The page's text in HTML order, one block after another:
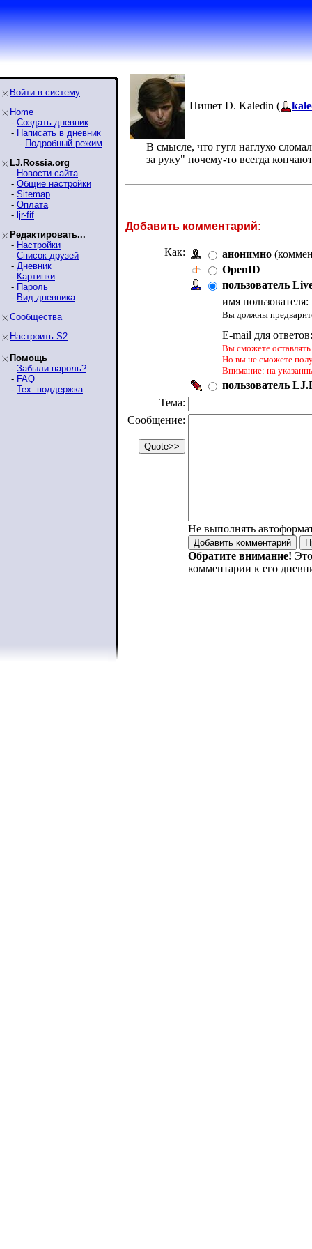
Войти в систему
Home
- Создать дневник
- Написать в дневник
- Подробный режим
LJ.Rossia.org
- Новости сайта
- Общие настройки
- Sitemap
- Оплата
- ljr-fif
Редактировать...
- Настройки
- Список друзей
- Дневник
- Картинки
- Пароль
- Вид дневника
Сообщества
Настроить S2
Помощь
- Забыли пароль?
- FAQ
- Тех. поддержка
Пишет D. Kaledin (
В смысле, что гугл наглухо
за руку" почему-то всегда
Добавить комментарий:
Как: анонимно
OpenID
пользователь
имя пользователя:
Вы должны
E-mail для
Вы сможете
Но вы не сможете
Внимание: на
пользователь
Тема:
Сообщение:
Не выполнять
Обратите внимание!
комментарии к его